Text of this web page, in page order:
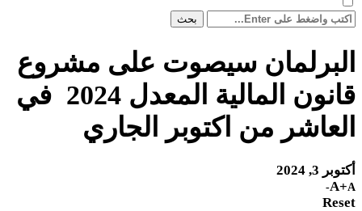
بحث
البرلمان سيصوت على مشروع
قانون المالية المعدل 2024 في
العاشر من اكتوبر الجاري
أكتوبر 3, 2024
A+A-
Reset